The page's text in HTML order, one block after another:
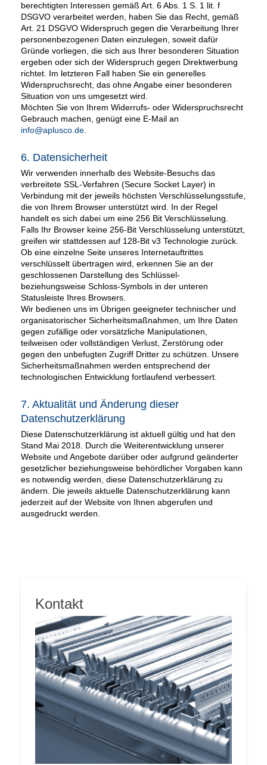
berechtigten Interessen gemäß Art. 6 Abs. 1 S. 1 lit. f
DSGVO verarbeitet werden, haben Sie das Recht, gemäß
Art. 21 DSGVO Widerspruch gegen die Verarbeitung Ihrer
personenbezogenen Daten einzulegen, soweit dafür
Gründe vorliegen, die sich aus Ihrer besonderen Situation
ergeben oder sich der Widerspruch gegen Direktwerbung
richtet. Im letzteren Fall haben Sie ein generelles
Widerspruchsrecht, das ohne Angabe einer besonderen
Situation von uns umgesetzt wird.
Möchten Sie von Ihrem Widerrufs- oder Widerspruchsrecht
Gebrauch machen, genügt eine E-Mail an
info@aplusco.de
6. Datensicherheit
Wir verwenden innerhalb des Website-Besuchs das
verbreitete SSL-Verfahren (Secure Socket Layer) in
Verbindung mit der jeweils höchsten Verschlüsselungsstufe,
die von Ihrem Browser unterstützt wird. In der Regel
handelt es sich dabei um eine 256 Bit Verschlüsselung.
Falls Ihr Browser keine 256-Bit Verschlüsselung unterstützt,
greifen wir stattdessen auf 128-Bit v3 Technologie zurück.
Ob eine einzelne Seite unseres Internetauftrittes
verschlüsselt übertragen wird, erkennen Sie an der
geschlossenen Darstellung des Schlüssel-
beziehungsweise Schloss-Symbols in der unteren
Statusleiste Ihres Browsers.
Wir bedienen uns im Übrigen geeigneter technischer und
organisatorischer Sicherheitsmaßnahmen, um Ihre Daten
gegen zufällige oder vorsätzliche Manipulationen,
teilweisen oder vollständigen Verlust, Zerstörung oder
gegen den unbefugten Zugriff Dritter zu schützen. Unsere
Sicherheitsmaßnahmen werden entsprechend der
technologischen Entwicklung fortlaufend verbessert.
7. Aktualität und Änderung dieser
Datenschutzerklärung
Diese Datenschutzerklärung ist aktuell gültig und hat den
Stand Mai 2018. Durch die Weiterentwicklung unserer
Website und Angebote darüber oder aufgrund geänderter
gesetzlicher beziehungsweise behördlicher Vorgaben kann
es notwendig werden, diese Datenschutzerklärung zu
ändern. Die jeweils aktuelle Datenschutzerklärung kann
jederzeit auf der Website von Ihnen abgerufen und
ausgedruckt werden.
Kontakt